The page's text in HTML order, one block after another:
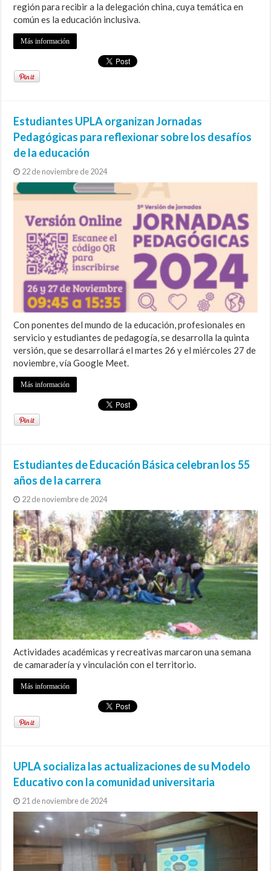
región para recibir a la delegación china, cuya temática en
común es la educación inclusiva.
Más información
Estudiantes UPLA organizan Jornadas
Pedagógicas para reflexionar sobre los desafíos
de la educación
22 de noviembre de 2024
Con ponentes del mundo de la educación, profesionales en
servicio y estudiantes de pedagogía, se desarrolla la quinta
versión, que se desarrollará el martes 26 y el miércoles 27 de
noviembre, vía Google Meet.
Más información
Estudiantes de Educación Básica celebran los 55
años de la carrera
22 de noviembre de 2024
Actividades académicas y recreativas marcaron una semana
de camaradería y vinculación con el territorio.
Más información
UPLA socializa las actualizaciones de su Modelo
Educativo con la comunidad universitaria
21 de noviembre de 2024